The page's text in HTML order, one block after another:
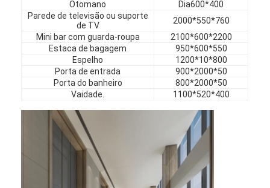
Móveis de hotel
Mobiliário de casa
Mobiliário para apartamentos
Mobiliário para clubes comerciais
Móveis para sala de jantar
Móveis de escritório
Mobiliário Fixo
Otomano
Dia600*400
Parede de televisão ou suporte
de TV
2000*550*760
Mini bar com guarda-roupa
2100*600*2200
Estaca de bagagem
950*600*550
Espelho
1200*10*800
Porta de entrada
900*2000*50
Porta do banheiro
800*2000*50
Vaidade.
1100*520*400